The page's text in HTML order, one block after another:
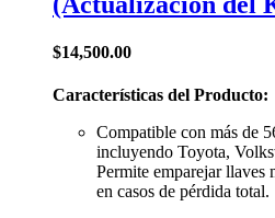
$14,500.00
Características del Producto:
Compatible con más de
incluyendo Toyota,
Permite emparejar llaves
en casos de pérdida total.